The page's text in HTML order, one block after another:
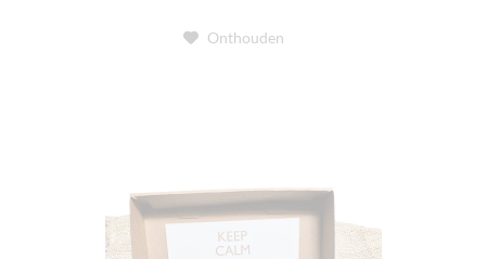
Onthouden